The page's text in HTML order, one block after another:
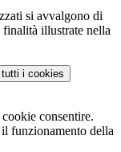
si avvalgono di
illustrate nella
i cookies
consentire.
funzionamento della